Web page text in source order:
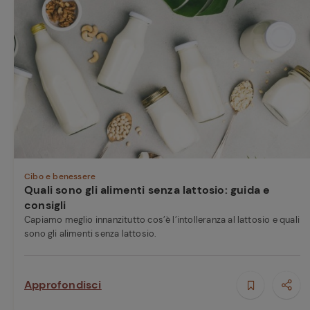
Cibo e benessere
Quali sono gli alimenti senza lattosio: guida e
consigli
Capiamo meglio innanzitutto cos’è l’intolleranza al lattosio e quali
sono gli alimenti senza lattosio.
Approfondisci